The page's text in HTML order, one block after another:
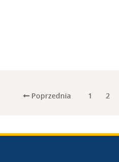
Poprzednia 1 2